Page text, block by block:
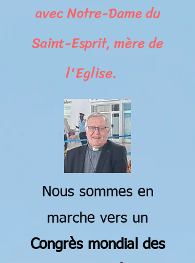
avec Notre-Dame du
Saint-Esprit, mère de
l'Eglise.
Nous sommes en
marche vers un
Congrès mondial des